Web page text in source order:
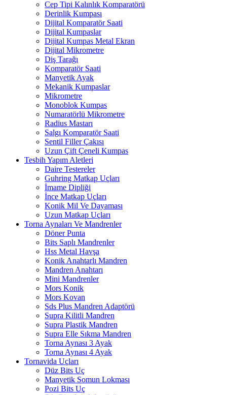
Cep Tipi Kalınlık Komparatörü
Derinlik Kumpası
Dijital Komparatör Saati
Dijital Kumpaslar
Dijital Kumpas Metal Ekran
Dijital Mikrometre
Diş Tarağı
Komparatör Saati
Manyetik Ayak
Mekanik Kumpaslar
Mikrometre
Monoblok Kumpas
Numaratörlü Mikrometre
Radius Mastarı
Salgı Komparatör Saati
Sentil Filler Çakısı
Uzun Çift Çeneli Kumpas
Tesbih Yapım Aletleri
Daire Testereler
Guhring Matkap Uçları
İmame Dipliği
İnce Matkap Uçları
Konik Mil Ve Dayaması
Uzun Matkap Uçları
Torna Aynaları Ve Mandrenler
Döner Punta
Bits Saplı Mandrenler
Hss Metal Havşa
Konik Anahtarlı Mandren
Mandren Anahtarı
Mini Mandrenler
Mors Konik
Mors Kovan
Sds Plus Mandren Adaptörü
Supra Kilitli Mandren
Supra Plastik Mandren
Supra Elle Sıkma Mandren
Torna Aynası 3 Ayak
Torna Aynası 4 Ayak
Tornavida Uçları
Düz Bits Uç
Manyetik Somun Lokması
Pozi Bits Uç